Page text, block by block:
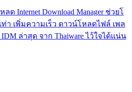
ด Internet Download Manager ช่วยโ
ท่า เพิ่มความเร็ว ดาวน์โหลดไฟล์ เพล
ล่าสุด จาก Thaiware ไว้ใจได้แน่น